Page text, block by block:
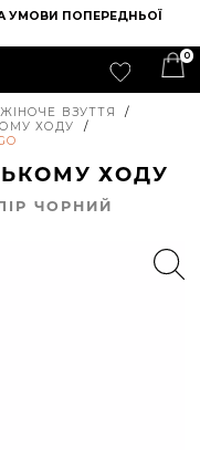
УМОВИ ПОПЕРЕДНЬОЇ
0
ЖІНОЧЕ ВЗУТТЯ
/
ХОДУ
/
ХОДУ
ЧОРНИЙ